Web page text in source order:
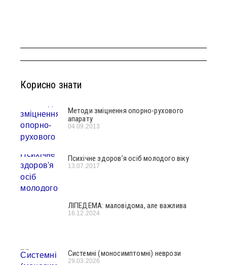
Корисно знати
Методи зміцнення опорно-рухового
апарату
04.09.2013
Психічне здоров’я осіб молодого віку
13.07.2017
ЛІПЕДЕМА: маловідома, але важлива
16.12.2024
Системні (моносимптомні) неврози
29.03.2026